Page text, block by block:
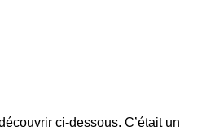
ci-dessous. C’était un